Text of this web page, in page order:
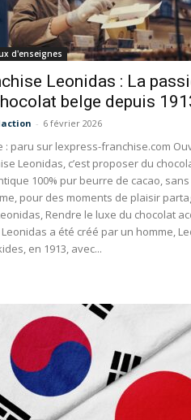
d'enseignes
Leonidas : La
belge depuis
- 6 février 2026
: paru sur lexpress-franchise.com
Leonidas, c’est proposer du
100% pur beurre de cacao,
pour des moments de plaisir
Rendre le luxe du chocolat
a été créé par un homme,
en 1913, avec...